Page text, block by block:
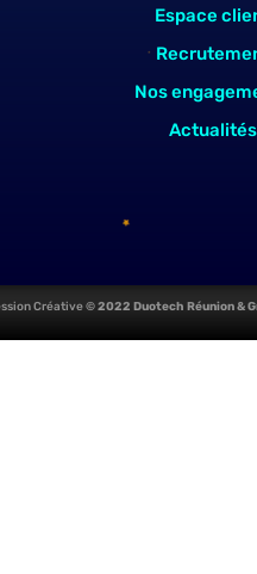
Espace
Nos
Actualités
Créative© 2022 Duotech Réunion &